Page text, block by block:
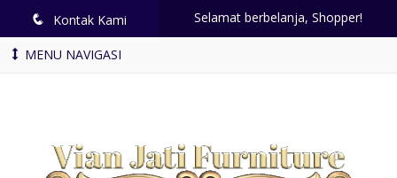
q Kontak Kami Selamat berbelanja, Shopper!
MENU NAVIGASI